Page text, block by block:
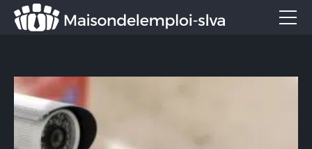
Formation
Marketing
Entreprise